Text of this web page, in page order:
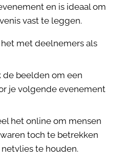
en is ideaal om
vast te leggen.
het met deelnemers als
de beelden om een
je volgende evenement
het online om mensen
toch te betrekken
te houden.